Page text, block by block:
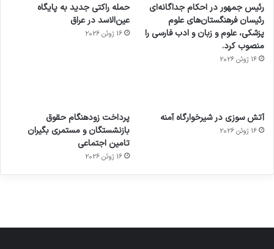
رئیس جمهور در احکام جداگانه‌ای
رئیسان فرهنگستان‌های علوم
پزشکی، علوم و زبان و ادب فارسی را
منصوب کرد.
16 ژوئن 2026
حمله راکتی جدید به پایگاه
عین‌الاسد در عراق
16 ژوئن 2026
آتش سوزی در شیرخوارگاه آمنه
16 ژوئن 2026
پرداخت زودهنگام حقوق
بازنشستگان و مستمری بگیران
تامین اجتماعی
16 ژوئن 2026
برای
کشف
توسط
مجازی
…
ساعت
هوشمند
با طعم
توسط
ژاکت
در
های
2023
توسط